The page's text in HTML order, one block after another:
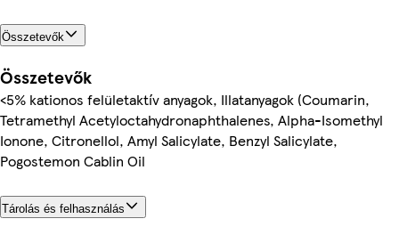
Összetevők
Összetevők
<5% kationos felületaktív anyagok, Illatanyagok (Coumarin,
Tetramethyl Acetyloctahydronaphthalenes, Alpha-Isomethyl
Ionone, Citronellol, Amyl Salicylate, Benzyl Salicylate,
Pogostemon Cablin Oil
Tárolás és felhasználás